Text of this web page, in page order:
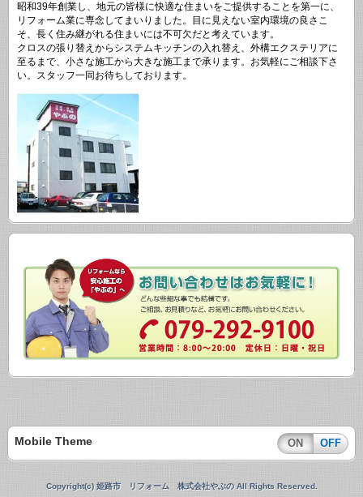
昭和39年創業し、地元の皆様に快適な住まいをご提供することを第一に、
リフォーム業に専念してまいりました。目に見えない室内環境の良さこ
そ、長く住み継がれる住まいには不可欠だと考えています。
クロスの張り替えからシステムキッチンの入れ替え、外構エクステリアに
至るまで、小さな施工から大きな施工まで承ります。お気軽にご相談下さ
い。スタッフ一同お待ちしております。
Mobile Theme ON OFF
Copyright(c) 姫路市 リフォーム 株式会社やぶの All Rights Reserved.